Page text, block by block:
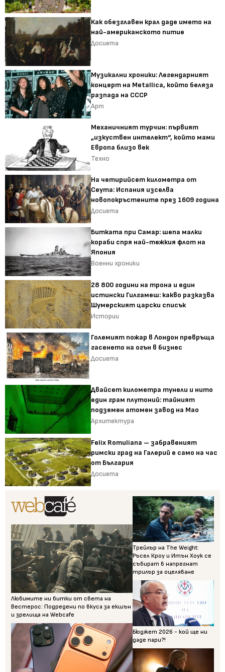
Как обезглавен крал даде името на
най-американското питие
Досиета
Музикални хроники: Легендарният
концерт на Metallica, който беляза
разпада на СССР
Арт
Механичният турчин: първият
„изкуствен интелект“, който мами
Европа близо век
Техно
На четирийсет километра от
Сеута: Испания изселва
новопокръстените през 1609 година
Досиета
Битката при Самар: шепа малки
кораби спря най-тежкия флот на
Япония
Военни хроники
28 800 години на трона и един
истински Гилгамеш: какво разказва
Шумерският царски списък
Истории
Големият пожар в Лондон превръща
гасенето на огън в бизнес
Досиета
Двайсет километра тунели и нито
един грам плутоний: тайният
подземен атомен завод на Мао
Архитектура
Felix Romuliana – забравеният
римски град на Галерий е само на час
от България
Досиета
Любимите ни битки от света на
Вестерос: Подредени по вкуса за екшън
и зрелища на Webcafe
Трейлър на The Weight:
Ръсел Кроу и Итън Хоук се
събират в напрегнат
трилър за оцеляване
Бюджет 2026 - кой ще ни
даде пари?!